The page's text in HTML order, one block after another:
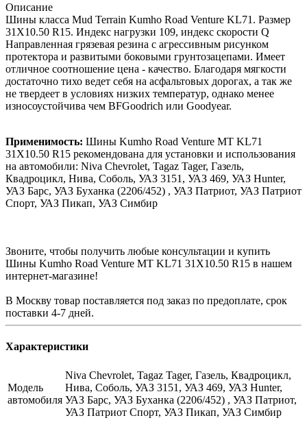
Описание
Шины класса Mud Terrain Kumho Road Venture KL71. Размер
31X10.50 R15. Индекс нагрузки 109, индекс скорости Q
Направленная грязевая резина с агрессивным рисунком
протектора и развитыми боковыми грунтозацепами. Имеет
отличное соотношение цена - качество. Благодаря мягкости
достаточно тихо ведет себя на асфальтовых дорогах, а так же
не твердеет в условиях низких температур, однако менее
износоустойчива чем BFGoodrich или Goodyear.
Применимость: Шины Kumho Road Venture MT KL71
31X10.50 R15 рекомендована для установки и использования
на автомобили: Niva Chevrolet, Tagaz Tager, Газель,
Квадроцикл, Нива, Соболь, УАЗ 3151, УАЗ 469, УАЗ Hunter,
УАЗ Барс, УАЗ Буханка (2206/452) , УАЗ Патриот, УАЗ Патриот
Спорт, УАЗ Пикап, УАЗ Симбир
Звоните, чтобы получить любые консультации и купить
Шины Kumho Road Venture MT KL71 31X10.50 R15 в нашем
интернет-магазине!
В Москву товар поставляется под заказ по предоплате, срок
поставки 4-7 дней.
Характеристики
Модель
автомобиля
Niva Chevrolet, Tagaz Tager, Газель, Квадроцикл,
Нива, Соболь, УАЗ 3151, УАЗ 469, УАЗ Hunter,
УАЗ Барс, УАЗ Буханка (2206/452) , УАЗ Патриот,
УАЗ Патриот Спорт, УАЗ Пикап, УАЗ Симбир